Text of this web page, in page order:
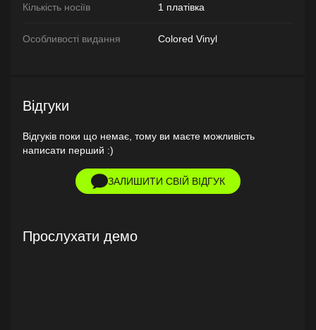
Кількість носіїв 1 платівка
Особливості видання Colored Vinyl
Відгуки
Відгуків поки що немає, тому ви маєте можливість
написати перший :)
ЗАЛИШИТИ СВІЙ ВІДГУК
Прослухати демо